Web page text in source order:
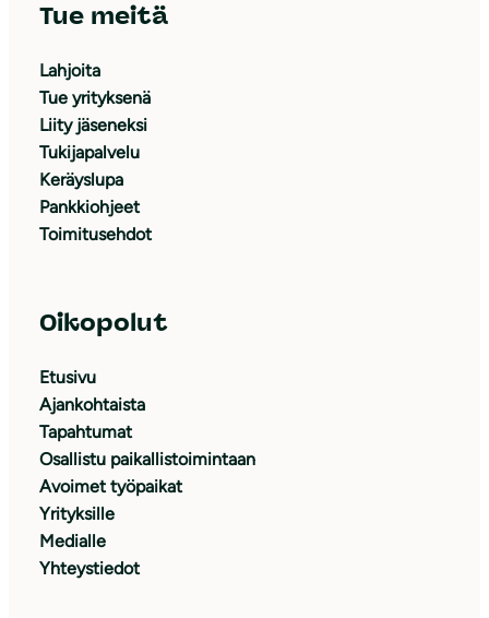
Tue meitä
Lahjoita
Tue yrityksenä
Liity jäseneksi
Tukijapalvelu
Keräyslupa
Pankkiohjeet
Toimitusehdot
Oikopolut
Etusivu
Ajankohtaista
Tapahtumat
Osallistu paikallistoimintaan
Avoimet työpaikat
Yrityksille
Medialle
Yhteystiedot